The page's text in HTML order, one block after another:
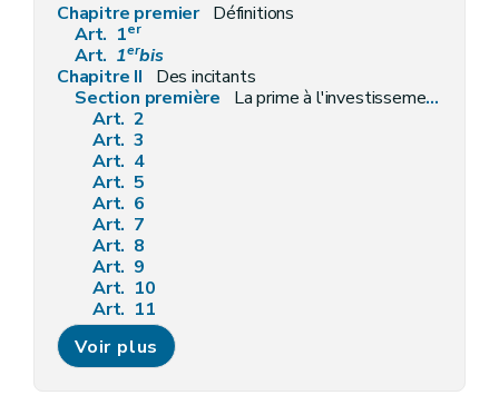
Chapitre premier Définitions
Art. 1er
Art. 1erbis
Chapitre II
Des incitants
Section première
La prime à l'investissement
Art. 2
Art. 3
Art. 4
Art. 5
Art. 6
Art. 7
Art. 8
Art. 9
Art. 10
Art. 11
Art. 12
Art. 13
Art. 14
Voir plus